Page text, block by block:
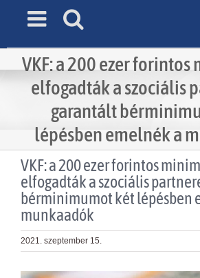
VKF: a 200 ezer
elfogadták a szociális
garantált
lépésben emelnék a
VKF: a 200 ezer forintos
elfogadták a szociális
bérminimumot két lépésben
munkaadók
2021. szeptember 15.